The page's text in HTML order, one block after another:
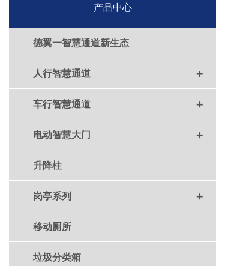
产品中心
德翼一智慧通道新生态
人行智慧通道 +
车行智慧通道 +
电动智慧大门 +
升降柱
岗亭系列 +
移动厕所
垃圾分类箱